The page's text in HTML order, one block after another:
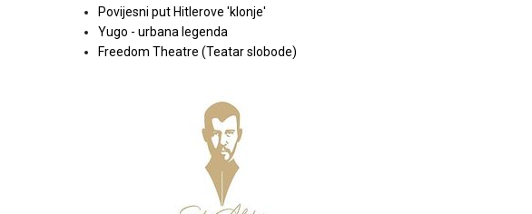
Povijesni put Hitlerove 'klonje'
Yugo - urbana legenda
Freedom Theatre (Teatar slobode)